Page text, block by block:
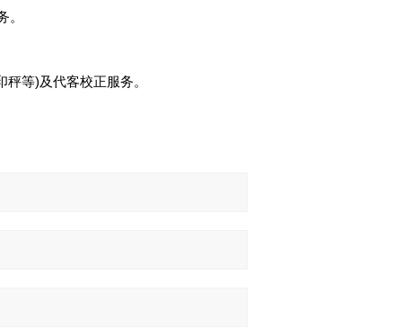
。
秤等)及代客校正服务。